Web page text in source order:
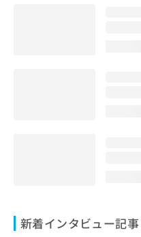
新着インタビュー記事